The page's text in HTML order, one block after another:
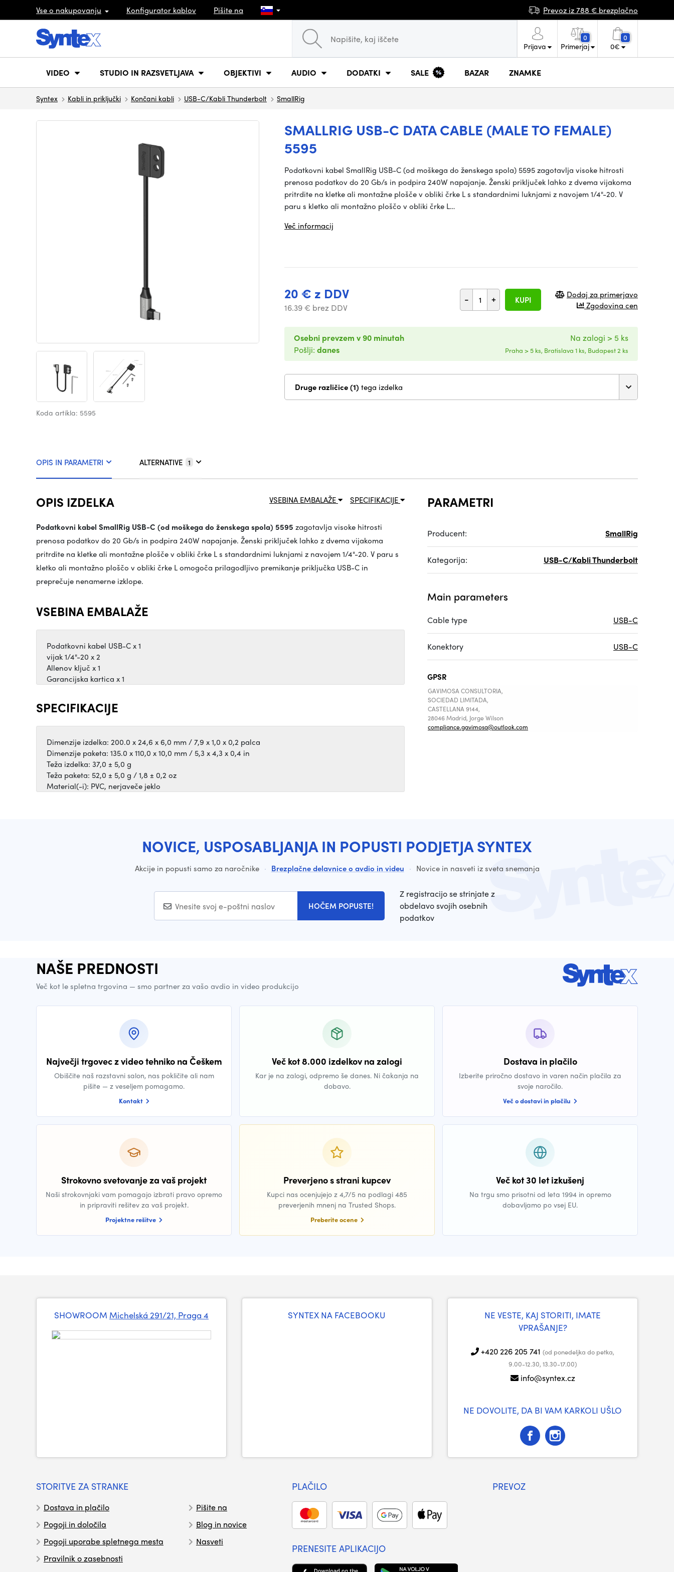
Vse o nakupovanju Konfigurator kablov Pišite na Prevoz iz 788 € brezplačno
Prijava
0
Primerjaj
0
0€
VIDEO STUDIO IN RAZSVETLJAVA OBJEKTIVI AUDIO DODATKI SALE BAZAR ZNAMKE
Syntex Kabli in priključki Končani kabli USB-C/Kabli Thunderbolt SmallRig
SMALLRIG USB-C DATA CABLE (MALE TO FEMALE)
5595
Koda artikla: 5595
Podatkovni kabel SmallRig USB-C (od moškega do ženskega spola) 5595 zagotavlja visoke hitrosti
prenosa podatkov do 20 Gb/s in podpira 240W napajanje. Ženski priključek lahko z dvema vijakoma
pritrdite na kletke ali montažne plošče v obliki črke L s standardnimi luknjami z navojem 1/4"-20. V
paru s kletko ali montažno ploščo v obliki črke L…
Več informacij
20 € z DDV
16.39 € brez DDV
- + KUPI
Dodaj za primerjavo
Zgodovina cen
Osebni prevzem v 90 minutah
Pošlji: danes
Na zalogi > 5 ks
Praha > 5 ks, Bratislava 1 ks, Budapest 2 ks
Druge različice (1) tega izdelka
OPIS IN PARAMETRI ALTERNATIVE 1
SPECIFIKACIJE
VSEBINA EMBALAŽE
OPIS IZDELKA
Podatkovni kabel SmallRig USB-C (od moškega do ženskega spola) 5595 zagotavlja visoke hitrosti
prenosa podatkov do 20 Gb/s in podpira 240W napajanje. Ženski priključek lahko z dvema vijakoma
pritrdite na kletke ali montažne plošče v obliki črke L s standardnimi luknjami z navojem 1/4"-20. V paru s
kletko ali montažno ploščo v obliki črke L omogoča prilagodljivo premikanje priključka USB-C in
preprečuje nenamerne izklope.
VSEBINA EMBALAŽE
Podatkovni kabel USB-C x 1
vijak 1/4"-20 x 2
Allenov ključ x 1
Garancijska kartica x 1
SPECIFIKACIJE
Dimenzije izdelka: 200.0 x 24,6 x 6,0 mm / 7,9 x 1,0 x 0,2 palca
Dimenzije paketa: 135.0 x 110,0 x 10,0 mm / 5,3 x 4,3 x 0,4 in
Teža izdelka: 37,0 ± 5,0 g
Teža paketa: 52,0 ± 5,0 g / 1,8 ± 0,2 oz
Material(-i): PVC, nerjaveče jeklo
PARAMETRI
Producent: SmallRig
Kategorija: USB-C/Kabli Thunderbolt
Main parameters
Cable type USB-C
Konektory USB-C
GPSR
GAVIMOSA CONSULTORIA,
SOCIEDAD LIMITADA,
CASTELLANA 9144,
28046 Madrid, Jorge Wilson
compliance.gavimosa@outlook.com
NOVICE, USPOSABLJANJA IN POPUSTI PODJETJA SYNTEX
Akcije in popusti samo za naročnike · Brezplačne delavnice o avdio in videu · Novice in nasveti iz sveta snemanja
HOČEM POPUSTE!
Z registracijo se strinjate z
obdelavo svojih osebnih
podatkov
NAŠE PREDNOSTI
Več kot le spletna trgovina — smo partner za vašo avdio in video produkcijo
Največji trgovec z video tehniko na Češkem
Obiščite naš razstavni salon, nas pokličite ali nam
pišite — z veseljem pomagamo.
Kontakt
Več kot 8.000 izdelkov na zalogi
Kar je na zalogi, odpremo še danes. Ni čakanja na
dobavo.
Dostava in plačilo
Izberite priročno dostavo in varen način plačila za
svoje naročilo.
Več o dostavi in plačilu
Strokovno svetovanje za vaš projekt
Naši strokovnjaki vam pomagajo izbrati pravo opremo
in pripraviti rešitev za vaš projekt.
Projektne rešitve
Preverjeno s strani kupcev
Kupci nas ocenjujejo z 4,7/5 na podlagi 485
preverjenih mnenj na Trusted Shops.
Preberite ocene
Več kot 30 let izkušenj
Na trgu smo prisotni od leta 1994 in opremo
dobavljamo po vsej EU.
SHOWROOM Michelská 291/21, Praga 4 SYNTEX NA FACEBOOKU
NE VESTE, KAJ STORITI, IMATE
VPRAŠANJE?
+420 226 205 741 (od ponedeljka do petka,
9.00-12.30, 13.30-17.00)
info@syntex.cz
NE DOVOLITE, DA BI VAM KARKOLI UŠLO
STORITVE ZA STRANKE
Dostava in plačilo
Pogoji in določila
Pogoji uporabe spletnega mesta
Pravilnik o zasebnosti
Pišite na
Blog in novice
Nasveti
PLAČILO PREVOZ
PRENESITE APLIKACIJO